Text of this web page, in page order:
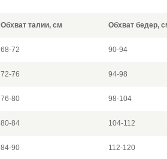
Обхват талии, см Обхват бедер,
68-72 90-94
72-76 94-98
76-80 98-104
80-84 104-112
84-90 112-120